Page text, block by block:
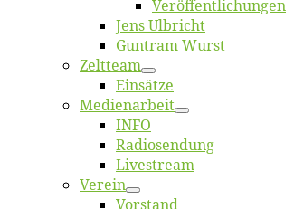
Ver­öf­fent­li­chun­gen
Jens Ulb­richt
Gun­tram Wurst
Zelt­team
Ein­sät­ze
Me­di­en­ar­beit
INFO
Ra­dio­sen­dung
Live­stream
Ver­ein
Vor­stand